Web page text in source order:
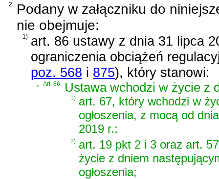
2. Podany w załączniku do
nie obejmuje:
1) art. 86 ustawy z dnia 31 lipca
ograniczenia obciążeń
poz. 568 i 875), który stanowi:
„ Art. 86. Ustawa wchodzi w życie z
1) art. 67, który wchodzi w
ogłoszenia, z mocą od
2019 r.;
2) art. 19 pkt 2 i 3 oraz art.
życie z dniem
ogłoszenia;